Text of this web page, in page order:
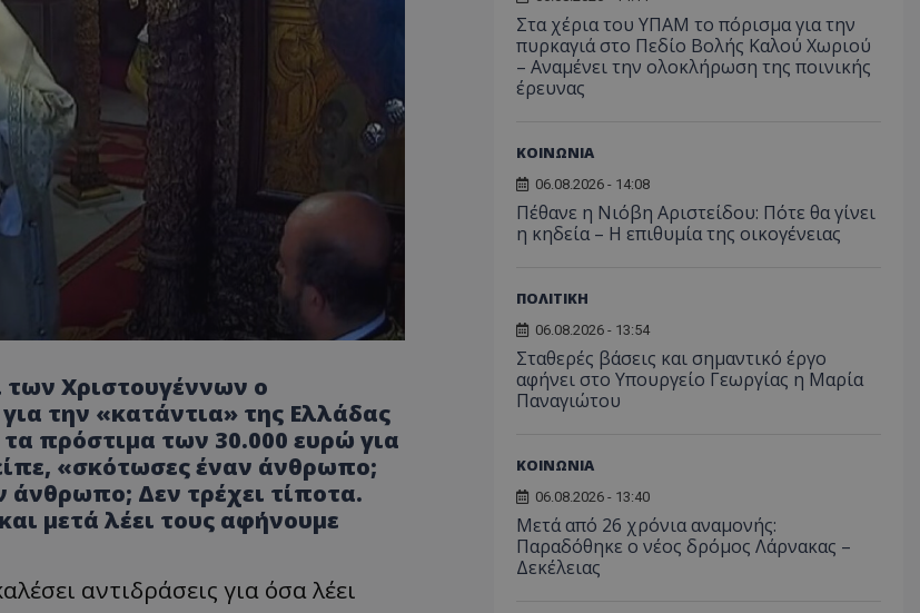
Χριστουγέννων ο
την «κατάντια» της Ελλάδας
πρόστιμα των 30.000 ευρώ για
«σκότωσες έναν άνθρωπο;
Δεν τρέχει τίποτα.
μετά λέει τους αφήνουμε
αντιδράσεις για όσα λέει
Στα χέρια του ΥΠΑΜ το πόρισμα για την
πυρκαγιά στο Πεδίο Βολής Καλού Χωριού
– Αναμένει την ολοκλήρωση της ποινικής
έρευνας
ΚΟΙΝΩΝΙΑ
06.08.2026 - 14:08
Πέθανε η Νιόβη Αριστείδου: Πότε θα γίνει
η κηδεία – Η επιθυμία της οικογένειας
ΠΟΛΙΤΙΚΗ
06.08.2026 - 13:54
Σταθερές βάσεις και σημαντικό έργο
αφήνει στο Υπουργείο Γεωργίας η Μαρία
Παναγιώτου
ΚΟΙΝΩΝΙΑ
06.08.2026 - 13:40
Μετά από 26 χρόνια αναμονής:
Παραδόθηκε ο νέος δρόμος Λάρνακας –
Δεκέλειας